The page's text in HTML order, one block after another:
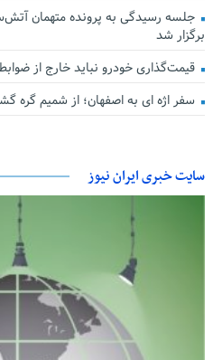
جلسه رسیدگی به پرونده متهمان
برگزار شد
قیمت‌گذاری خودرو نباید خارج از
سفر اژه ای به اصفهان؛ از شمیم گره
سایت خبری ایران نیوز